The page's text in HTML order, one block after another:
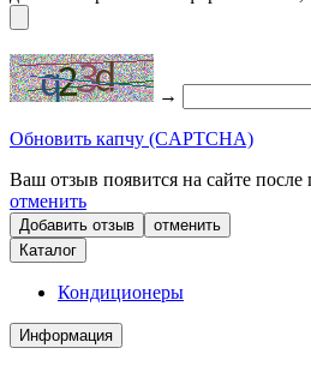
→
Обновить капчу (CAPTCHA)
Ваш отзыв появится на сайте после
отменить
отменить
Каталог
Кондиционеры
Информация